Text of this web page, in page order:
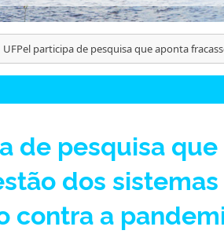
UFPel participa de pesquisa que aponta
de pesquisa
dos
contra a